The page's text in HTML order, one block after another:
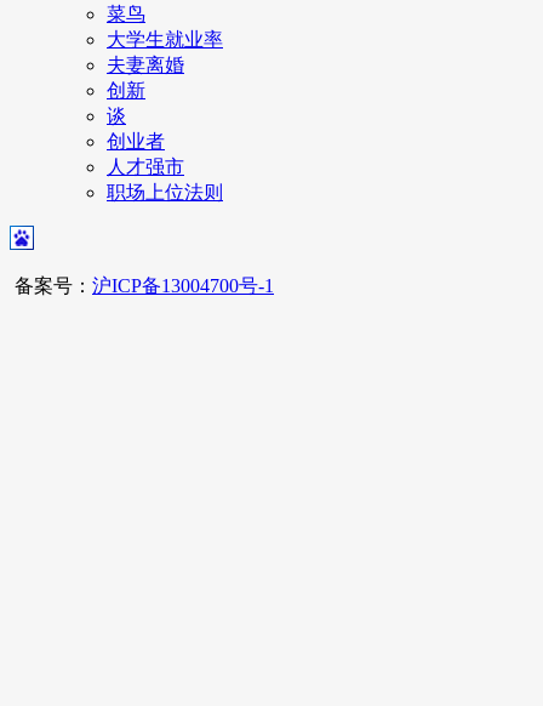
菜鸟
大学生就业率
夫妻离婚
创新
谈
创业者
人才强市
职场上位法则
备案号： 沪ICP备13004700号-1